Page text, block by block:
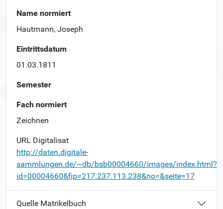
Name normiert
Hautmann, Joseph
Eintrittsdatum
01.03.1811
Semester
Fach normiert
Zeichnen
URL Digitalisat
http://daten.digitale-
sammlungen.de/~db/bsb00004660/images/index.html?
id=00004660&fip=217.237.113.238&no=&seite=17
Quelle Matrikelbuch